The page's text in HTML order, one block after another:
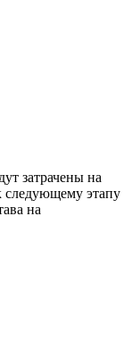
затрачены на
следующему этапу
на